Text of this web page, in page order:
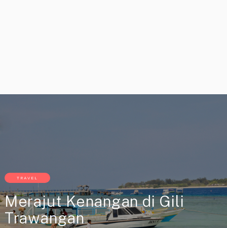
TRAVEL
Merajut Kenangan di Gili
Trawangan